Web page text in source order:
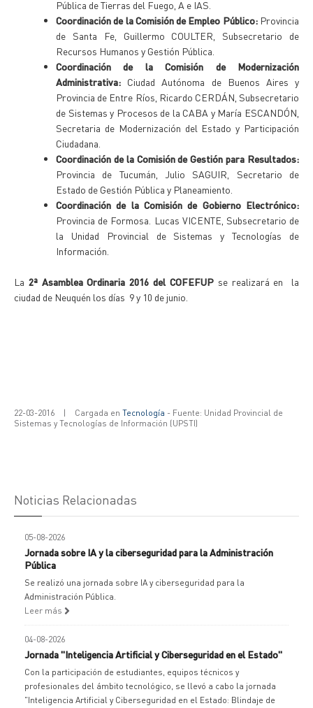
Pública de Tierras del Fuego, A e IAS.
Coordinación de la Comisión de Empleo Público:Provincia
de Santa Fe, Guillermo COULTER, Subsecretario de
Recursos Humanos y Gestión Pública.
Coordinación de la Comisión de Modernización
Administrativa: Ciudad Autónoma de Buenos Aires y
Provincia de Entre Ríos, Ricardo CERDÁN, Subsecretario
de Sistemas y Procesos de la CABA y María ESCANDÓN,
Secretaria de Modernización del Estado y Participación
Ciudadana.
Coordinación de la Comisión de Gestión para Resultados:
Provincia de Tucumán, Julio SAGUIR, Secretario de
Estado de Gestión Pública y Planeamiento.
Coordinación de la Comisión de Gobierno Electrónico:
Provincia de Formosa. Lucas VICENTE, Subsecretario de
la Unidad Provincial de Sistemas y Tecnologías de
Información.
La 2ª Asamblea Ordinaria 2016 del COFEFUPse realizará en la
ciudad de Neuquén los días 9 y 10 de junio.
22-03-2016 | Cargada en Tecnología - Fuente: Unidad Provincial de
Sistemas y Tecnologías de Información (UPSTI)
Noticias Relacionadas
05-08-2026
Jornada sobre IA y la ciberseguridad para la Administración
Pública
Se realizó una jornada sobre IA y ciberseguridad para la
Administración Pública.
Leer más
04-08-2026
Jornada "Inteligencia Artificial y Ciberseguridad en el Estado"
Con la participación de estudiantes, equipos técnicos y
profesionales del ámbito tecnológico, se llevó a cabo la jornada
"Inteligencia Artificial y Ciberseguridad en el Estado: Blindaje de